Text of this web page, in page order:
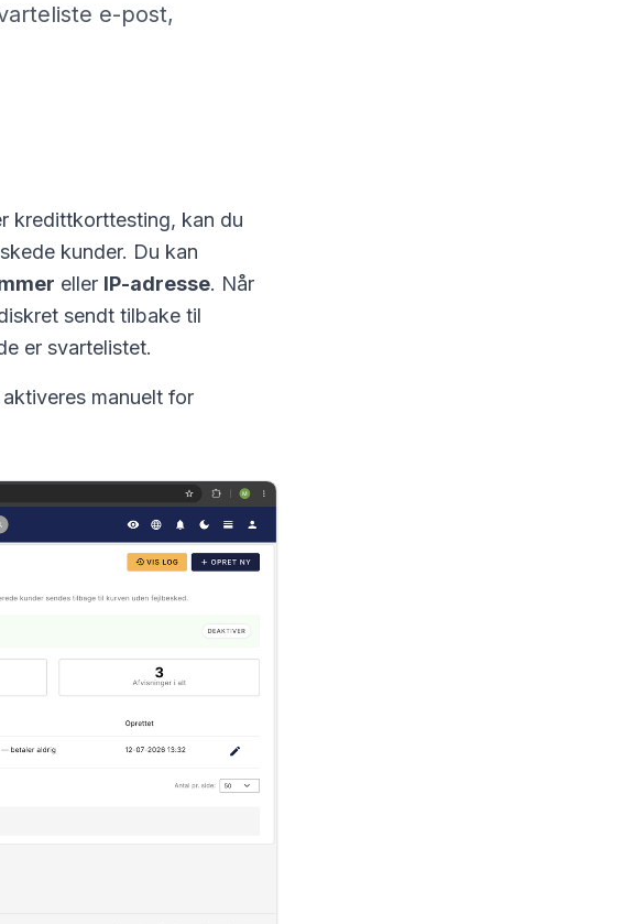
e-post,
kredittkorttesting, kan du
kunder. Du kan
eller IP-adresse. Når
sendt tilbake til
er svartelistet.
manuelt for